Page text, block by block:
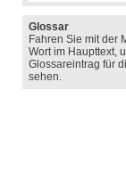
Glossar
Fahren Sie mit der
Wort im Haupttext,
Glossareintrag für
sehen.